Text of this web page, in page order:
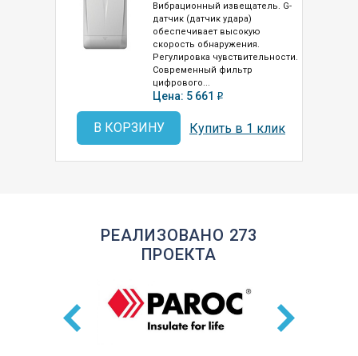
Вибрационный извещатель. G-
датчик (датчик удара)
обеспечивает высокую
скорость обнаружения.
Регулировка чувствительности.
Современный фильтр
цифрового...
Цена: 5 661 o
В КОРЗИНУ Купить в 1 клик
РЕАЛИЗОВАНО 273
ПРОЕКТА